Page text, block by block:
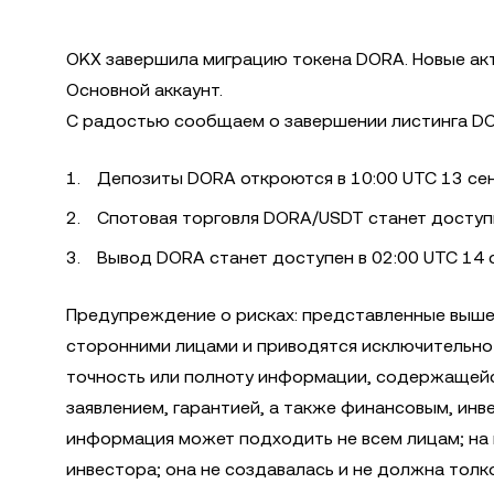
OKX завершила миграцию токена DORA. Новые
Основной аккаунт.
С радостью сообщаем о завершении листинга
Депозиты DORA откроются в 10:00 UTC 13
Спотовая торговля DORA/USDT станет
Вывод DORA станет доступен в 02:00 UTC 14
Предупреждение о рисках: представленные
сторонними лицами и приводятся
точность или полноту информации,
заявлением, гарантией, а также финансовым,
информация может подходить не всем лицам; на
инвестора; она не создавалась и не должна